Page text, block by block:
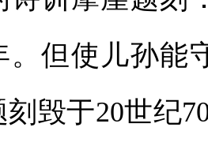
。但使儿孙能
毁于20世纪